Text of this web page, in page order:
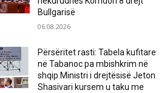
Bullgarisë
06.08.2026
Përsëritet rasti: Tabela kufitare
në Tabanoc pa mbishkrim në
shqip.Ministri i drejtësisë Jeton
Shasivari kursem u taku me